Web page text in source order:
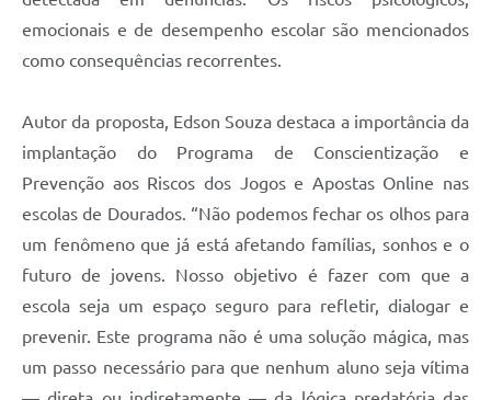
emocionais e de desempenho escolar são mencionados
como consequências recorrentes.
Autor da proposta, Edson Souza destaca a importância da
implantação do Programa de Conscientização e
Prevenção aos Riscos dos Jogos e Apostas Online nas
escolas de Dourados. “Não podemos fechar os olhos para
um fenômeno que já está afetando famílias, sonhos e o
futuro de jovens. Nosso objetivo é fazer com que a
escola seja um espaço seguro para refletir, dialogar e
prevenir. Este programa não é uma solução mágica, mas
um passo necessário para que nenhum aluno seja vítima